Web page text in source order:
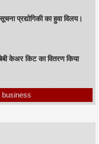
प्रद्योगिकी का हुवा विलय।
केअर किट का वितरण किया
business